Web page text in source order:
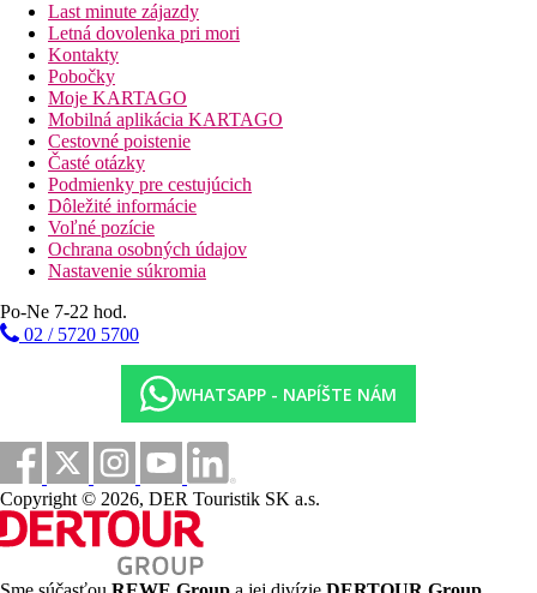
Last minute zájazdy
Letná dovolenka pri mori
Kontakty
Pobočky
Moje KARTAGO
Mobilná aplikácia KARTAGO
Cestovné poistenie
Časté otázky
Podmienky pre cestujúcich
Dôležité informácie
Voľné pozície
Ochrana osobných údajov
Nastavenie súkromia
Po-Ne 7-22 hod.
02 / 5720 5700
WHATSAPP - NAPÍŠTE NÁM
Copyright © 2026, DER Touristik SK a.s.